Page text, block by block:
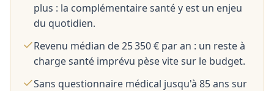
plus : la complémentaire santé y est un enjeu
du quotidien.
Revenu médian de 25 350 € par an : un reste à
charge santé imprévu pèse vite sur le budget.
Sans questionnaire médical jusqu'à 85 ans sur